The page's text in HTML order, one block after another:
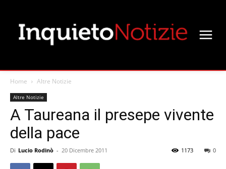
Home Altre Notizie
Altre Notizie
A Taureana il presepe vivente
della pace
Di Lucio Rodinò - 20 Dicembre 2011 0
1173